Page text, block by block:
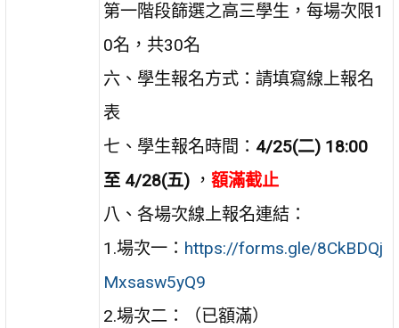
第一階段篩選之高三學生，每場次限1
0名，共30名
六、學生報名方式：請填寫線上報名
表
七、學生報名時間： 4/25(二) 18:00
至 4/28(五) ，額滿截止
八、各場次線上報名連結：
1.場次一： https://forms.gle/8CkBDQj
Mxsasw5yQ9
2.場次二：（已額滿）